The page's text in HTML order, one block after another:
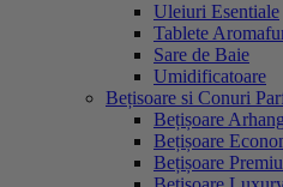
Uleiuri Esentiale
Tablete
Sare de Baie
Umidificatoare
Bețisoare si Conuri
Bețișoare
Bețișoare
Bețișoare